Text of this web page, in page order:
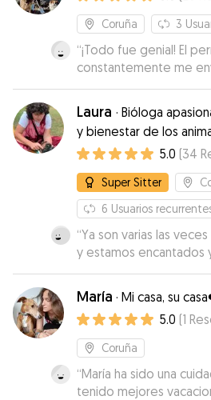
Coruña 3
“¡Todo fue genial! El
constantemente me
me preocupara.
Laura · Bióloga
y bienestar de los
5.0 (34
Super Sitter
6 Usuarios
“Ya son varias las
y estamos encantados
encarga de sus
pendiente de
feliz y no me extraña!”
María · Mi casa, su
5.0 (1
Coruña
“María ha sido una
tenido mejores